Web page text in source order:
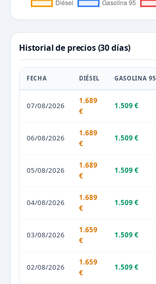
Historial de precios (30 días)
FECHA DIÉSEL GASOLINA 95
07/08/2026
1.689
€
1.509 €
06/08/2026
1.689
€
1.509 €
05/08/2026
1.689
€
1.509 €
04/08/2026
1.689
€
1.509 €
03/08/2026
1.659
€
1.509 €
02/08/2026
1.659
€
1.509 €